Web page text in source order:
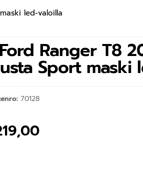
led-valoilla
Ford Ranger T8
Sport maski
70128